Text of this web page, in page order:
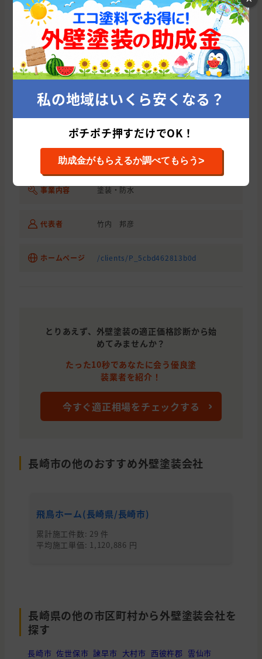
長崎県 長崎市
外壁と屋根の塗装
長崎県
西彼杵郡
外壁と屋根の塗装
長崎県
大村市
外壁と屋根の塗装
長崎県
長崎市
雨漏り・防水
長崎県
長崎市
外壁と屋根の塗装
大村市 雨漏り・防水
施工店概要
〒852-8053 長崎県長崎市葉山1丁目30-
電話番号
く外壁塗装の窓口につながります。株式
していただければスムーズです。)
事業内容 塗装・防水
代表者 竹内 邦彦
ホームページ /clients/P_5cbd462813b0d
とりあえず、外壁塗装の適正価格診断から始
めてみませんか？
たった10秒であなたに会う優良塗
装業者を紹介！
今すぐ適正相場をチェックする
長崎市の他のおすすめ外壁塗装会社
飛鳥ホーム(長崎県/長崎市)
累計施工件数: 29 件
平均施工単価: 1,120,886 円
長崎県の他の市区町村から外壁塗装会社を
探す
長崎市 佐世保市 諫早市 大村市 西彼杵郡 雲仙市
私の地域はいくら安くなる？
ポチポチ押すだけでOK！
助成金がもらえるか調べてもらう>